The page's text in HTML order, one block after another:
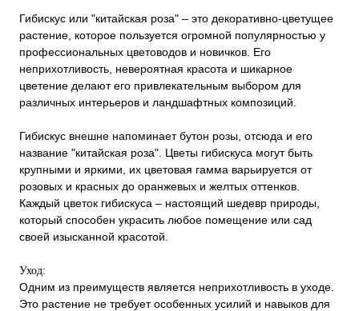
Гибискус или "китайская роза" – это декоративно-цветущее
растение, которое пользуется огромной популярностью у
профессиональных цветоводов и новичков. Его
неприхотливость, невероятная красота и шикарное
цветение делают его привлекательным выбором для
различных интерьеров и ландшафтных композиций.
Гибискус внешне напоминает бутон розы, отсюда и его
название "китайская роза". Цветы гибискуса могут быть
крупными и яркими, их цветовая гамма варьируется от
розовых и красных до оранжевых и желтых оттенков.
Каждый цветок гибискуса – настоящий шедевр природы,
который способен украсить любое помещение или сад
своей изысканной красотой.
Уход:
Одним из преимуществ является неприхотливость в уходе.
Это растение не требует особенных усилий и навыков для